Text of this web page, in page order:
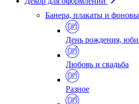
Банера, плакаты и
День рождения,
Любовь и свадьба
Разное